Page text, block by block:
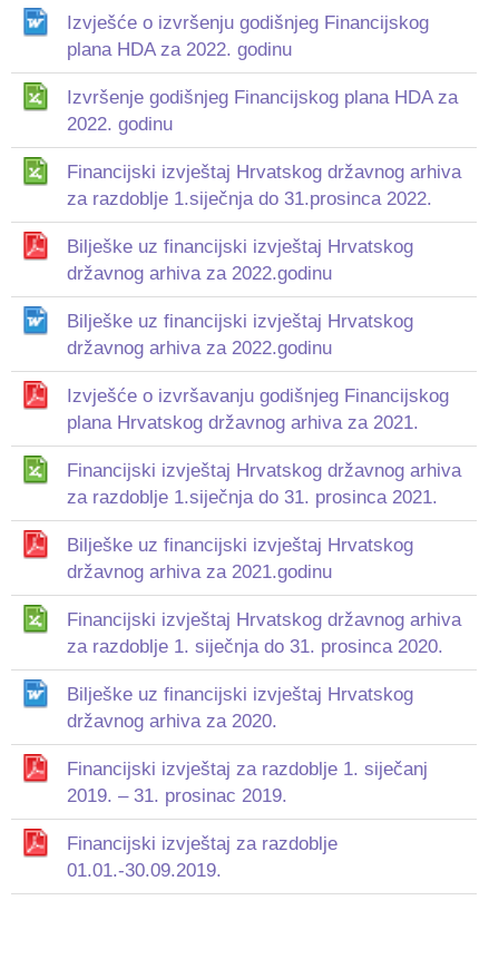
Izvješće o izvršenju godišnjeg Financijskog
plana HDA za 2022. godinu
Izvršenje godišnjeg Financijskog plana HDA za
2022. godinu
Financijski izvještaj Hrvatskog državnog arhiva
za razdoblje 1.siječnja do 31.prosinca 2022.
Bilješke uz financijski izvještaj Hrvatskog
državnog arhiva za 2022.godinu
Bilješke uz financijski izvještaj Hrvatskog
državnog arhiva za 2022.godinu
Izvješće o izvršavanju godišnjeg Financijskog
plana Hrvatskog državnog arhiva za 2021.
Financijski izvještaj Hrvatskog državnog arhiva
za razdoblje 1.siječnja do 31. prosinca 2021.
Bilješke uz financijski izvještaj Hrvatskog
državnog arhiva za 2021.godinu
Financijski izvještaj Hrvatskog državnog arhiva
za razdoblje 1. siječnja do 31. prosinca 2020.
Bilješke uz financijski izvještaj Hrvatskog
državnog arhiva za 2020.
Financijski izvještaj za razdoblje 1. siječanj
2019. – 31. prosinac 2019.
Financijski izvještaj za razdoblje
01.01.-30.09.2019.